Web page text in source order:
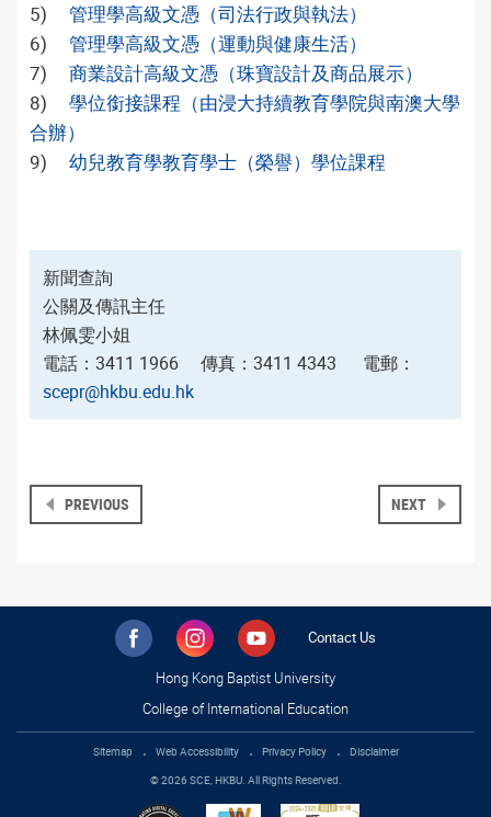
5) 管理學高級文憑（司法行政與執法）
6) 管理學高級文憑（運動與健康生活）
7) 商業設計高級文憑（珠寶設計及商品展示）
8) 學位銜接課程（由浸大持續教育學院與南澳大學
合辦）
9) 幼兒教育學教育學士（榮譽）學位課程
新聞查詢
公關及傳訊主任
林佩雯小姐
電話：3411 1966 傳真：3411 4343 電郵：
scepr@hkbu.edu.hk
PREVIOUS NEXT
Contact Us
Hong Kong Baptist University
College of International Education
Sitemap Web Accessibility Privacy Policy
Disclaimer
© 2026 SCE, HKBU. All Rights Reserved.